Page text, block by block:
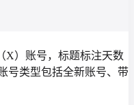
X）账号，标题标注天数
号类型包括全新账号、带